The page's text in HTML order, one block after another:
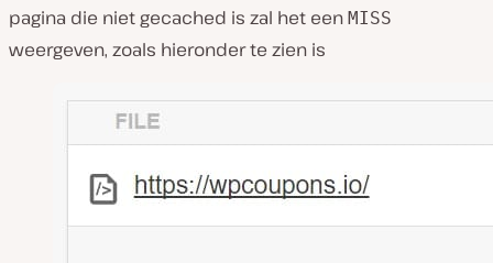
pagina die niet gecached is zal het een MISS
weergeven, zoals hieronder te zien is